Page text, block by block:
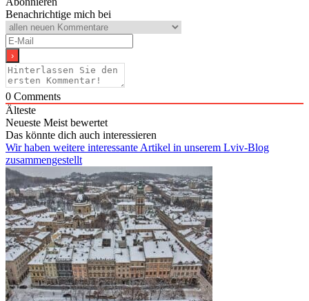
Benachrichtige mich bei
0 Comments
Älteste
Neueste Meist bewertet
Das könnte dich auch interessieren
Wir haben weitere interessante Artikel in unserem Lviv-Blog
zusammengestellt